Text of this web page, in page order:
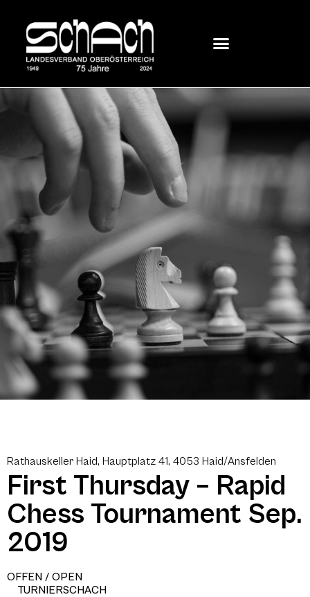
Rathauskeller Haid, Hauptplatz 41, 4053 Haid/Ansfelden
First Thursday – Rapid
Chess Tournament Sep.
2019
OFFEN / OPEN
TURNIERSCHACH